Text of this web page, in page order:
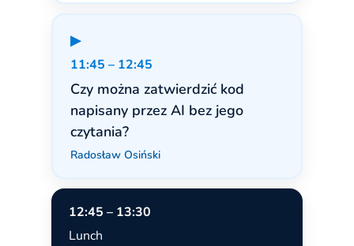
▶
11:45 – 12:45
Czy można zatwierdzić kod
napisany przez AI bez jego
czytania?
Radosław Osiński
12:45 – 13:30
Lunch